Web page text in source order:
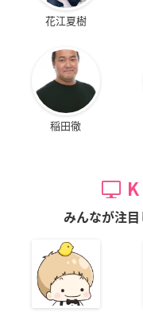
花江夏樹
稲田徹
みんなが注